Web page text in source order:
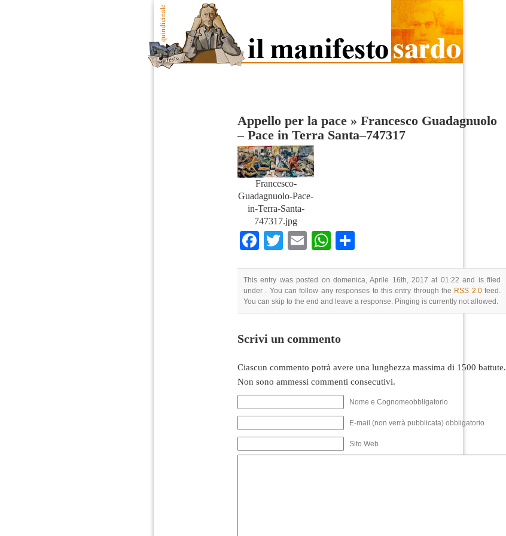
Appello per la pace » Francesco Guadagnuolo
– Pace in Terra Santa–747317
Francesco-
Guadagnuolo-Pace-
in-Terra-Santa-
747317.jpg
Facebook
TwitterEmailWhatsApp
This entry was posted on domenica, Aprile 16th, 2017 at 01:22 and is filed
under . You can follow any responses to this entry through the RSS 2.0feed.
You can skip to the end and leave a response. Pinging is currently not allowed.
Scrivi un commento
Ciascun commento potrà avere una lunghezza massima di 1500 battute.
Non sono ammessi commenti consecutivi.
Nome e Cognomeobbligatorio
E-mail (non verrà pubblicata) obbligatorio
Sito Web